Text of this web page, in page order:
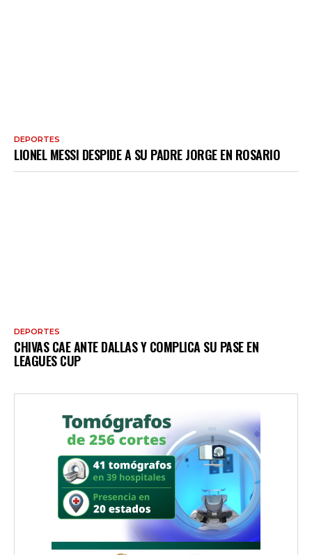
DEPORTES
LIONEL MESSI DESPIDE A SU PADRE JORGE EN ROSARIO
DEPORTES
CHIVAS CAE ANTE DALLAS Y COMPLICA SU PASE EN
LEAGUES CUP